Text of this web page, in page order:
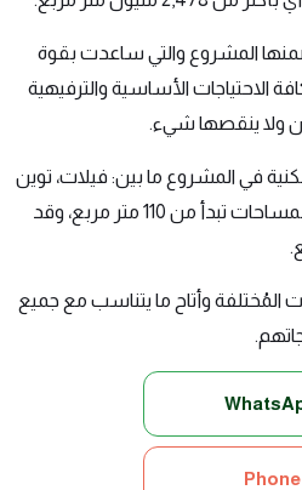
المشروع والتي ساعدت بقوة
الاحتياجات الأساسية والترفيهية
ولا ينقصها شيء.
في المشروع ما بين: فيلات، توين
هاوس، تاون هاوس، وشقق بمساحات تبدأ من 110 متر مربع، وقد
المُختلفة وأتاح ما يتناسب مع جميع
Phone